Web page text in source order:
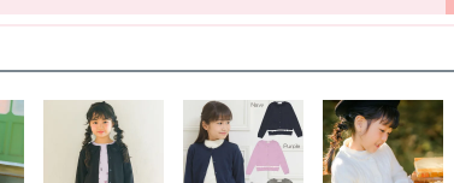
。
程度の差が生じる場合がございます。
ドラインはこちらをご覧ください。
東京都多摩市関戸1-10-1
店舗詳細へ
藤崎仙台
子供服売場
【開催期間】